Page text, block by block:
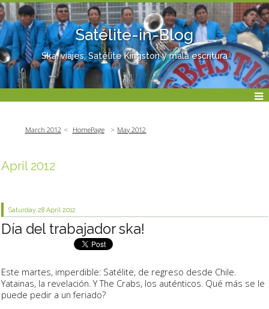
Satélite-in-Blog
Ska, viajes, Satélite Kingston y mala escritura
March 2012 HomePage May 2012
April 2012
Saturday 28 April 2012
Día del trabajador ska!
Este martes, imperdible: Satélite, de regreso desde Chile.
Yatainas, la revelación. Y The Crabs, los auténticos. Qué más se le
puede pedir a un feriado?